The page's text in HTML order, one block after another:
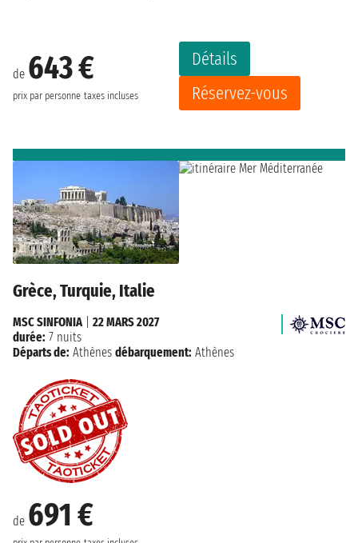
de 643 €
prix par personne taxes incluses
Détails
Réservez-vous
Grèce, Turquie, Italie
de 691 €
MSC SINFONIA| 22 MARS 2027
durée: 7 nuits
Départs de: Athènes débarquement: Athènes